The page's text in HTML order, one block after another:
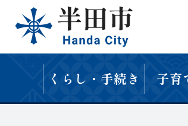
くらし・手続き 子育